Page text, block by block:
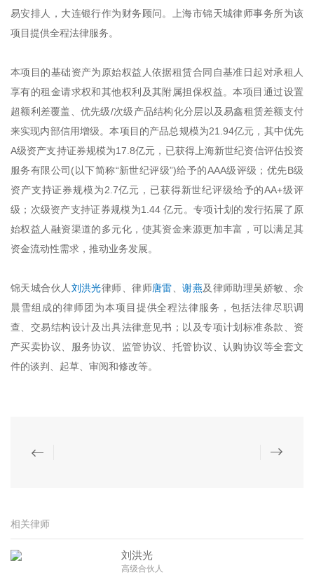
易安排人，大连银行作为财务顾问。上海市锦天城律师事务所为该
项目提供全程法律服务。
本项目的基础资产为原始权益人依据租赁合同自基准日起对承租人
享有的租金请求权和其他权利及其附属担保权益。本项目通过设置
超额利差覆盖、优先级/次级产品结构化分层以及易鑫租赁差额支付
来实现内部信用增级。本项目的产品总规模为21.94亿元，其中优先
A级资产支持证券规模为17.8亿元，已获得上海新世纪资信评估投资
服务有限公司(以下简称“新世纪评级”)给予的AAA级评级；优先B级
资产支持证券规模为2.7亿元，已获得新世纪评级给予的AA+级评
级；次级资产支持证券规模为1.44 亿元。专项计划的发行拓展了原
始权益人融资渠道的多元化，使其资金来源更加丰富，可以满足其
资金流动性需求，推动业务发展。
锦天城合伙人 刘洪光律师、律师唐雷 、谢燕及律师助理吴娇敏、余
晨雪组成的律师团为本项目提供全程法律服务，包括法律尽职调
查、交易结构设计及出具法律意见书；以及专项计划标准条款、资
产买卖协议、服务协议、监管协议、托管协议、认购协议等全套文
件的谈判、起草、审阅和修改等。
相关律师
刘洪光
高级合伙人